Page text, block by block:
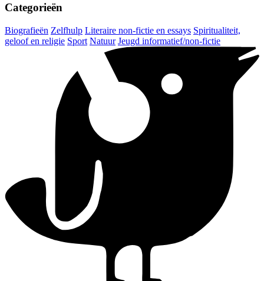
Categorieën
Biografieën Zelfhulp Literaire non-fictie en essays Spiritualiteit,
geloof en religie Sport Natuur Jeugd informatief/non-fictie